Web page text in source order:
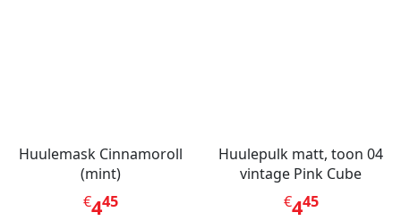
Huulemask Cinnamoroll
(mint)
€445
Huulepulk matt, toon 04
vintage Pink Cube
€445